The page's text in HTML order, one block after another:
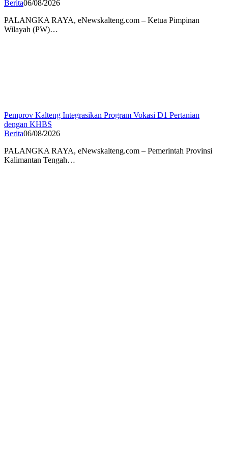
Berita06/08/2026
PALANGKA RAYA, eNewskalteng.com – Ketua Pimpinan
Wilayah (PW)…
Pemprov Kalteng Integrasikan Program Vokasi D1 Pertanian
dengan KHBS
Berita06/08/2026
PALANGKA RAYA, eNewskalteng.com – Pemerintah Provinsi
Kalimantan Tengah…